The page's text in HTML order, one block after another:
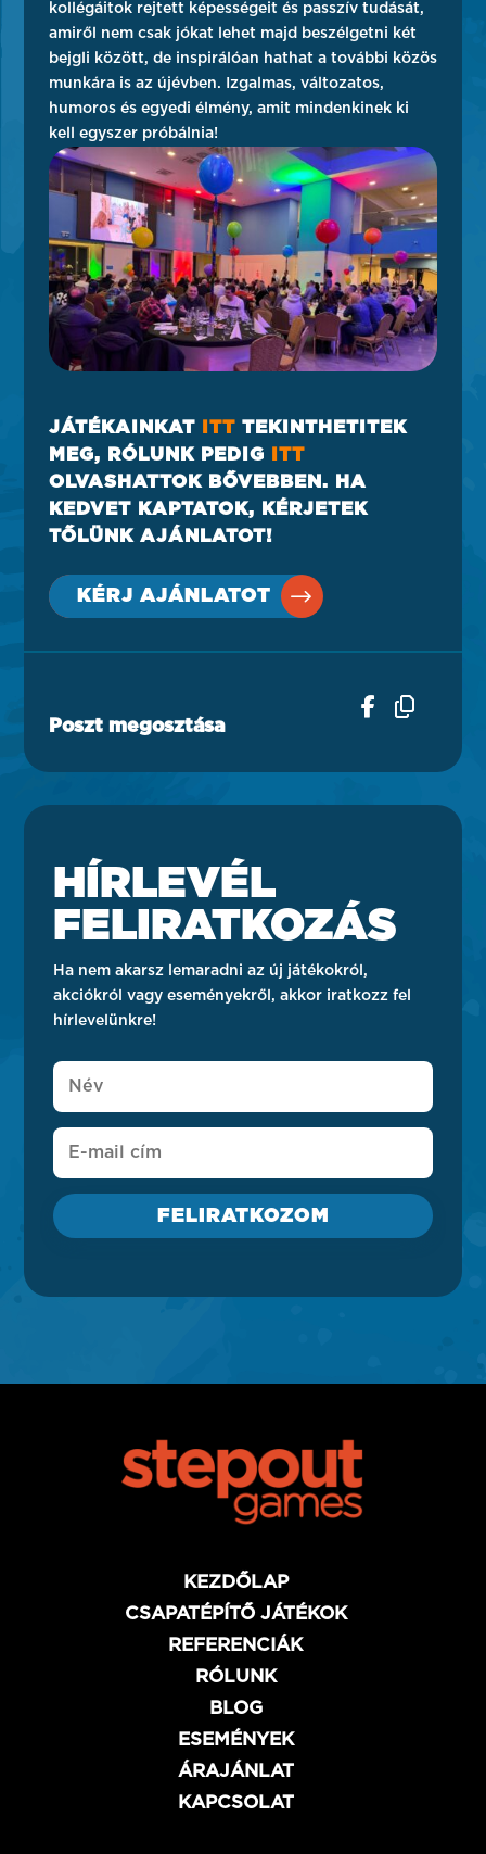
kollégáitok rejtett képességeit és passzív tudását,
amiről nem csak jókat lehet majd beszélgetni két
bejgli között, de inspirálóan hathat a további közös
munkára is az újévben. Izgalmas, változatos,
humoros és egyedi élmény, amit mindenkinek ki
kell egyszer próbálnia!
JÁTÉKAINKAT ITTTEKINTHETITEK
MEG, RÓLUNK PEDIG
ITT
OLVASHATTOK BŐVEBBEN. HA
KEDVET KAPTATOK, KÉRJETEK
TŐLÜNK AJÁNLATOT!
KÉRJ AJÁNLATOT
Poszt megosztása
HÍRLEVÉL
FELIRATKOZÁS
Ha nem akarsz lemaradni az új játékokról,
akciókról vagy eseményekről, akkor iratkozz fel
hírlevelünkre!
FELIRATKOZOM
KEZDŐLAP
CSAPATÉPÍTŐ JÁTÉKOK
REFERENCIÁK
RÓLUNK
BLOG
ESEMÉNYEK
ÁRAJÁNLAT
KAPCSOLAT